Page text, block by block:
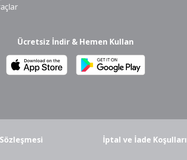
Ücretsiz İndir & Hemen Kullan
İptal ve İade Koşulları